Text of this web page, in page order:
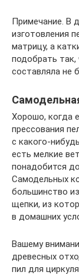
Примечание. В
изготовления
матрицу, а
подобрать
составляла не
Хорошо, когда
прессования
с какого-
есть мелкие
понадобится
Самодельных
большинство
щепки, из
в домашних
Вашему
древесных
пил для